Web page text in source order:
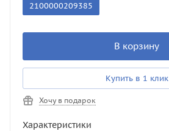
2100000209385
В корзину
Купить в 1 клик
Хочу в подарок
Характеристики